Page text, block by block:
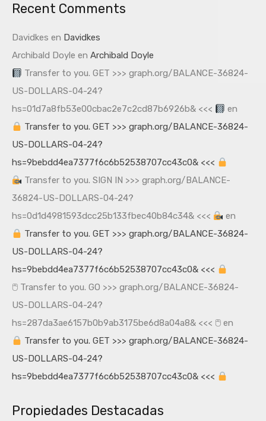
Recent Comments
Davidkes en Davidkes
Archibald Doyle en Archibald Doyle
Transfer to you. GET >>> graph.org/BALANCE-36824-
US-DOLLARS-04-24?
hs=01d7a8fb53e00cbac2e7c2cd87b6926b& <<<
en
Transfer to you. GET >>> graph.org/BALANCE-36824-
US-DOLLARS-04-24?
hs=9bebdd4ea7377f6c6b52538707cc43c0& <<<
Transfer to you. SIGN IN >>> graph.org/BALANCE-
36824-US-DOLLARS-04-24?
hs=0d1d4981593dcc25b133fbec40b84c34& <<<
en
Transfer to you. GET >>> graph.org/BALANCE-36824-
US-DOLLARS-04-24?
hs=9bebdd4ea7377f6c6b52538707cc43c0& <<<
🖱 Transfer to you. GO >>> graph.org/BALANCE-36824-
US-DOLLARS-04-24?
hs=287da3ae6157b0b9ab3175be6d8a04a8& <<< 🖱 en
Transfer to you. GET >>> graph.org/BALANCE-36824-
US-DOLLARS-04-24?
hs=9bebdd4ea7377f6c6b52538707cc43c0& <<<
Propiedades Destacadas